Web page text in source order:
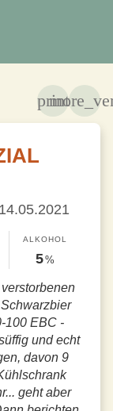
print
ALKOHOL
5%
100 EBC -
und echt
davon 9
geht aber